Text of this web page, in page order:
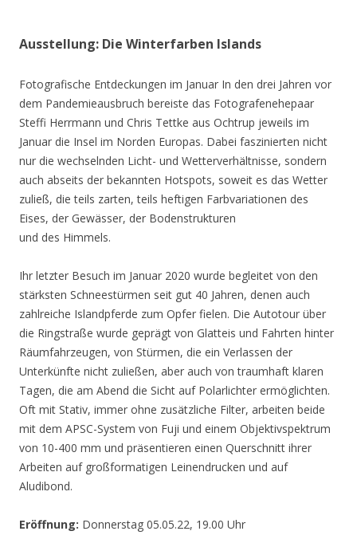
Ausstellung: Die Winterfarben Islands
Fotografische Entdeckungen im Januar In den drei Jahren vor
dem Pandemieausbruch bereiste das Fotografenehepaar
Steffi Herrmann und Chris Tettke aus Ochtrup jeweils im
Januar die Insel im Norden Europas. Dabei faszinierten nicht
nur die wechselnden Licht- und Wetterverhältnisse, sondern
auch abseits der bekannten Hotspots, soweit es das Wetter
zuließ, die teils zarten, teils heftigen Farbvariationen des
Eises, der Gewässer, der Bodenstrukturen
und des Himmels.
Ihr letzter Besuch im Januar 2020 wurde begleitet von den
stärksten Schneestürmen seit gut 40 Jahren, denen auch
zahlreiche Islandpferde zum Opfer fielen. Die Autotour über
die Ringstraße wurde geprägt von Glatteis und Fahrten hinter
Räumfahrzeugen, von Stürmen, die ein Verlassen der
Unterkünfte nicht zuließen, aber auch von traumhaft klaren
Tagen, die am Abend die Sicht auf Polarlichter ermöglichten.
Oft mit Stativ, immer ohne zusätzliche Filter, arbeiten beide
mit dem APSC-System von Fuji und einem Objektivspektrum
von 10-400 mm und präsentieren einen Querschnitt ihrer
Arbeiten auf großformatigen Leinendrucken und auf
Aludibond.
Eröffnung: Donnerstag 05.05.22, 19.00 Uhr